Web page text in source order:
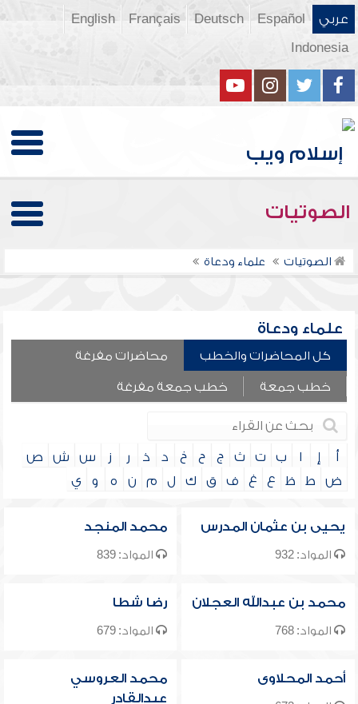
عربي Español
Deutsch
Français
English
Indonesia
الصوتيات
الصوتيات علماء ودعاة
علماء ودعاة
كل المحاضرات والخطب محاضرات مفرغة
خطب جمعة خطب جمعة مفرغة
أ إ ا ب ت ث ج ح خ د ذ ر ز س ش
ص
ض
ط ظ ع غ ف ق ك ل م ن ه و ي
يحيى بن عثمان المدرس
المواد: 932
محمد المنجد
المواد: 839
محمد بن عبدالله العجلان
المواد: 768
رضا شطا
المواد: 679
أحمد المحلاوى
محمد العروسي
عبدالقادر